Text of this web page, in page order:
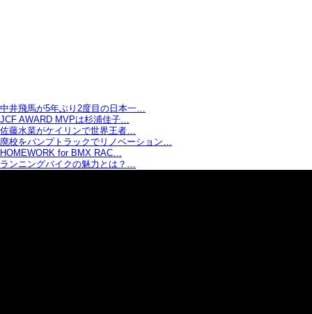
中井飛馬が5年ぶり2度目の日本一…
JCF AWARD MVPは杉浦佳子…
佐藤水菜がケイリンで世界王者…
廃校をパンプトラックでリノベーション…
HOMEWORK for BMX RAC…
ランニングバイクの魅力とは？…